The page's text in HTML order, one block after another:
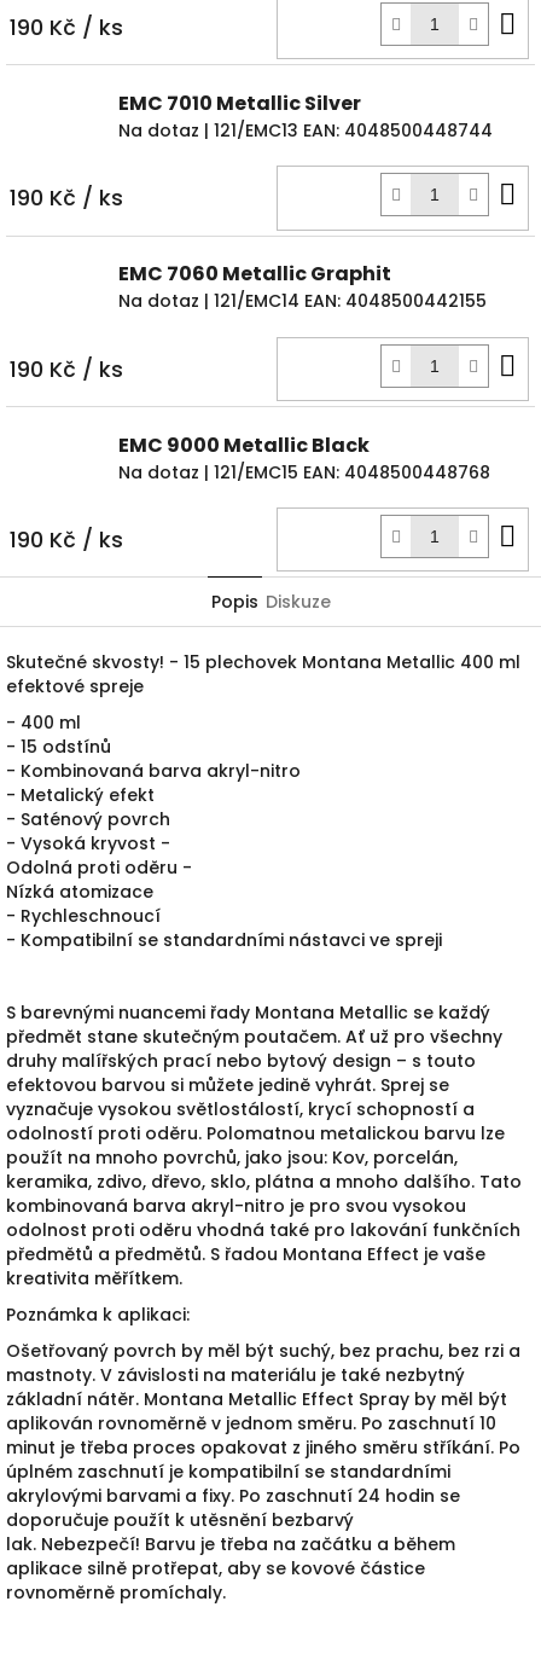
190 Kč / ks
EMC 7010 Metallic Silver
Na dotaz | 121/EMC13 EAN: 4048500448744
190 Kč / ks
EMC 7060 Metallic Graphit
Na dotaz | 121/EMC14 EAN: 4048500442155
190 Kč / ks
EMC 9000 Metallic Black
Na dotaz | 121/EMC15 EAN: 4048500448768
190 Kč / ks
Popis Diskuze
Skutečné skvosty! - 15 plechovek Montana Metallic 400 ml
efektové spreje
- 400 ml
- 15 odstínů
- Kombinovaná barva akryl-nitro
- Metalický efekt
- Saténový povrch
- Vysoká kryvost -
Odolná proti oděru -
Nízká atomizace
- Rychleschnoucí
- Kompatibilní se standardními nástavci ve spreji
S barevnými nuancemi řady Montana Metallic se každý
předmět stane skutečným poutačem. Ať už pro všechny
druhy malířských prací nebo bytový design – s touto
efektovou barvou si můžete jedině vyhrát. Sprej se
vyznačuje vysokou světlostálostí, krycí schopností a
odolností proti oděru. Polomatnou metalickou barvu lze
použít na mnoho povrchů, jako jsou: Kov, porcelán,
keramika, zdivo, dřevo, sklo, plátna a mnoho dalšího. Tato
kombinovaná barva akryl-nitro je pro svou vysokou
odolnost proti oděru vhodná také pro lakování funkčních
předmětů a předmětů. S řadou Montana Effect je vaše
kreativita měřítkem.
Poznámka k aplikaci:
Ošetřovaný povrch by měl být suchý, bez prachu, bez rzi a
mastnoty. V závislosti na materiálu je také nezbytný
základní nátěr. Montana Metallic Effect Spray by měl být
aplikován rovnoměrně v jednom směru. Po zaschnutí 10
minut je třeba proces opakovat z jiného směru stříkání. Po
úplném zaschnutí je kompatibilní se standardními
akrylovými barvami a fixy. Po zaschnutí 24 hodin se
doporučuje použít k utěsnění bezbarvý
lak. Nebezpečí! Barvu je třeba na začátku a během
aplikace silně protřepat, aby se kovové částice
rovnoměrně promíchaly.